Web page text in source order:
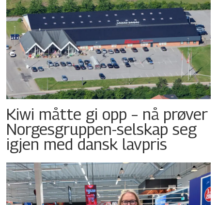
Kiwi måtte gi opp – nå prøver
Norgesgruppen-selskap seg
igjen med dansk lavpris